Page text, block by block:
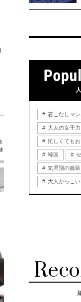
着こなしマン
大人の女子力
忙しくても
韓国
気温別の服装
大人かっこ